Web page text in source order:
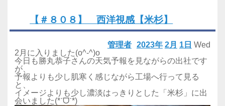
【＃８０８】 西洋視感【米杉】
2023年 2月 1日 Wed
管理者
2月に入りました(o^-^)o
今日も勝丸恭子さんの天気予報を見ながらの出社です
が、
予報よりも少し肌寒く感じながら工場へ行って見る
と、
イメージよりも少し濃淡はっきりとした「米杉」に出
会いました(*ˊᗜˋ*)